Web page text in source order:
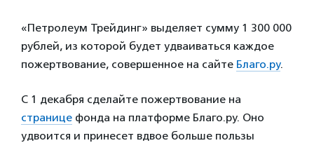
«Петролеум Трейдинг» выделяет сумму 1 300 000
рублей, из которой будет удваиваться каждое
пожертвование, совершенное на сайте Благо.ру.
С 1 декабря сделайте пожертвование на
странице фонда на платформе Благо.ру. Оно
удвоится и принесет вдвое больше пользы